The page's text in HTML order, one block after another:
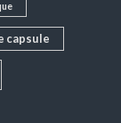
capsule